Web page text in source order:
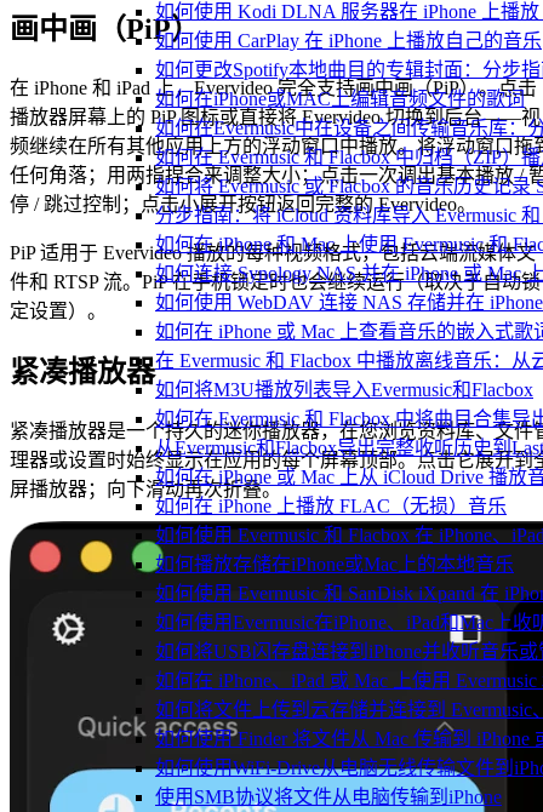
如何使用 Kodi DLNA 服务器在 iPhone 上播
如何使用 CarPlay 在 iPhone 上播放自己的音乐
如何更改Spotify本地曲目的专辑封面：分步
如何在iPhone或MAC上编辑音频文件的歌词
如何在Evermusic中在设备之间传输音乐库：
如何在 Evermusic 和 Flacbox 中归档（ZIP
如何将 Evermusic 或 Flacbox 的音乐历史记录
分步指南：将 iCloud 资料库导入 Evermusic 和
如何在 iPhone 和 Mac 上使用 Evermusic 和
如何连接 Synology NAS 并在 iPhone 或 Mac
如何使用 WebDAV 连接 NAS 存储并在
如何在 iPhone 或 Mac 上查看音乐的嵌入式
在 Evermusic 和 Flacbox 中播放离线音乐：
如何将M3U播放列表导入Evermusic和Flacbox
如何在 Evermusic 和 Flacbox 中将曲目合集
从Evermusic和Flacbox导出完整收听历史到
如何在 iPhone 或 Mac 上从 iCloud Drive 播放
如何在 iPhone 上播放 FLAC（无损）音乐
如何使用 Evermusic 和 Flacbox 在 iPhone、
如何播放存储在iPhone或Mac上的本地音乐
如何使用 Evermusic 和 SanDisk iXpand 在
如何使用Evermusic在iPhone、iPad和Mac上收
如何将USB闪存盘连接到iPhone并收听音乐
如何在 iPhone、iPad 或 Mac 上使用
如何将文件上传到云存储并连接到 Evermusic
如何使用 Finder 将文件从 Mac 传输到 iPhone
如何使用WiFi-Drive从电脑无线传输文件到
使用SMB协议将文件从电脑传输到iPhone
画中画（PiP）
在 iPhone 和 iPad 上，Evervideo 完全支持画中画（PiP）。点击
播放器屏幕上的 PiP 图标或直接将 Evervideo 切换到后台——视
频继续在所有其他应用上方的浮动窗口中播放。将浮动窗口拖
任何角落；用两指捏合来调整大小；点击一次调出基本播放 /
停 / 跳过控制；点击小展开按钮返回完整的 Evervideo。
PiP 适用于 Evervideo 播放的每种视频格式，包括云端流媒体文
件和 RTSP 流。PiP 在手机锁定时也会继续运行（取决于自动锁
定设置）。
紧凑播放器
紧凑播放器是一个持久的迷你播放器，在您浏览资料库、文件
理器或设置时始终显示在应用的每个屏幕顶部。点击它展开到
屏播放器；向下滑动再次折叠。